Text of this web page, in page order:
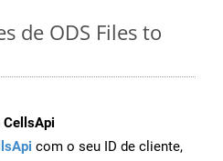
de ODS Files to
CellsApi
com o seu ID de cliente,